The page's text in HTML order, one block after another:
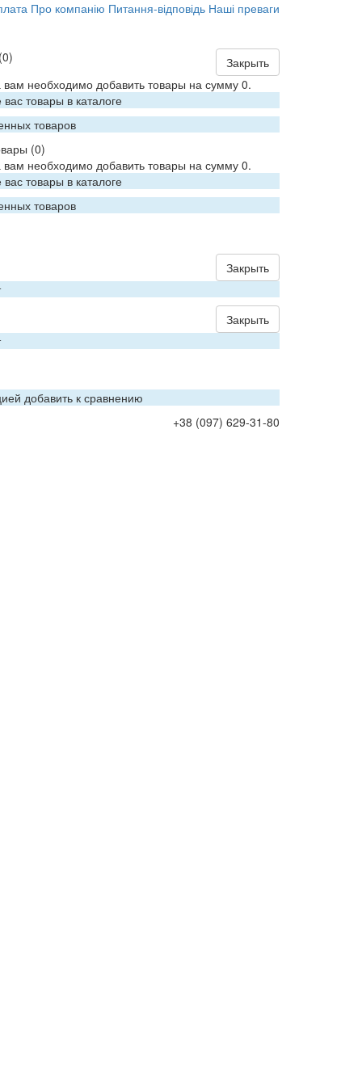
Про компанію Питання-відповідь Наші преваги
Закрыть
необходимо добавить товары на сумму 0.
товары в каталоге
товаров
(0)
необходимо добавить товары на сумму 0.
товары в каталоге
товаров
Закрыть
Закрыть
добавить к сравнению
+38 (097) 629-31-80